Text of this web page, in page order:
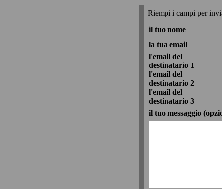
Riempi i campi per
il tuo nome
la tua email
l'email del
destinatario 1
l'email del
destinatario 2
l'email del
destinatario 3
il tuo messaggio